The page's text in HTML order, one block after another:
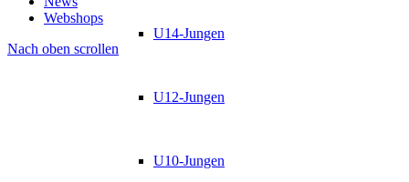
U14-Jungen
U12-Jungen
U10-Jungen
Webshops
Nach oben scrollen